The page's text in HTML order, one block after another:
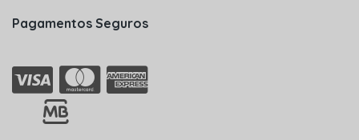
Pagamentos Seguros